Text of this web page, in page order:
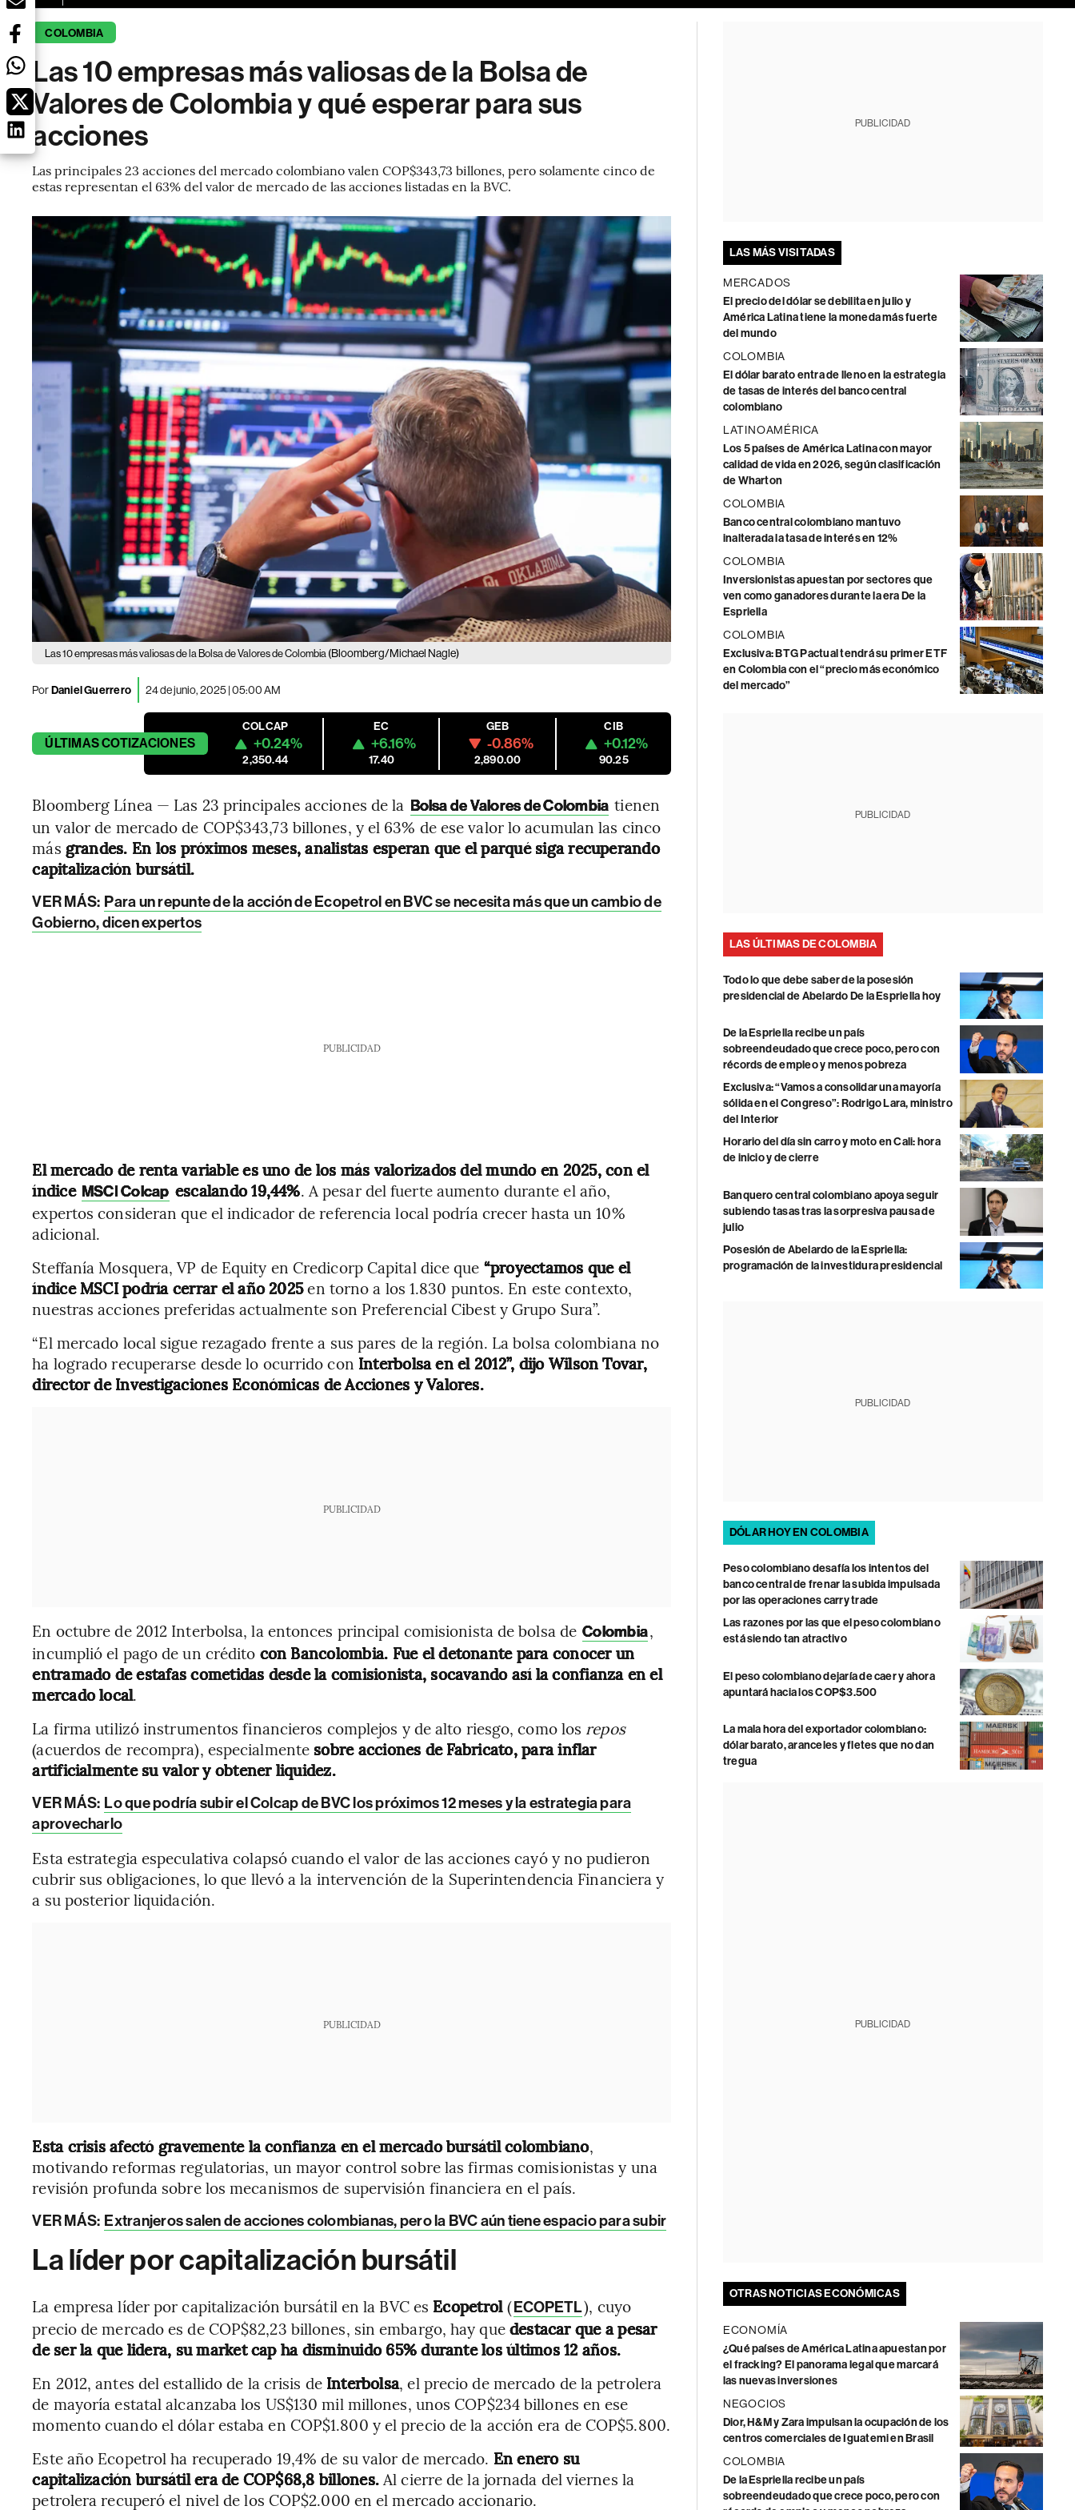
COLOMBIA
Las 10 empresas más valiosas de la Bolsa de
Valores de Colombia y qué esperar para sus
acciones
Las principales 23 acciones del mercado colombiano valen COP$343,73 billones, pero solamente cinco de
estas representan el 63% del valor de mercado de las acciones listadas en la BVC.
Las 10 empresas más valiosas de la Bolsa de Valores de Colombia (Bloomberg/Michael Nagle)
PorDaniel Guerrero 24 de junio, 2025 | 05:00 AM
ÚLTIMASCOTIZACIONES
COLCAP
+0.24%
2,350.44
EC
+6.16%
17.40
GEB
-0.86%
2,890.00
CIB
+0.12%
90.25
Bloomberg Línea — Las 23 principales acciones de la Bolsa de Valores de Colombia tienen
un valor de mercado de COP$343,73 billones, y el 63% de ese valor lo acumulan las cinco
más grandes. En los próximos meses, analistas esperan que el parqué siga recuperando
capitalización bursátil.
VER MÁS: Para un repunte de la acción de Ecopetrol en BVC se necesita más que un cambio de
Gobierno, dicen expertos
PUBLICIDAD
El mercado de renta variable es uno de los más valorizados del mundo en 2025, con el
índice MSCI Colcap escalando 19,44%. A pesar del fuerte aumento durante el año,
expertos consideran que el indicador de referencia local podría crecer hasta un 10%
adicional.
Steffanía Mosquera, VP de Equity en Credicorp Capital dice que “proyectamos que el
índice MSCI podría cerrar el año 2025en torno a los 1.830 puntos. En este contexto,
nuestras acciones preferidas actualmente son Preferencial Cibest y Grupo Sura”.
“El mercado local sigue rezagado frente a sus pares de la región. La bolsa colombiana no
ha logrado recuperarse desde lo ocurrido con Interbolsa en el 2012”, dijo Wilson Tovar,
director de Investigaciones Económicas de Acciones y Valores.
PUBLICIDAD
En octubre de 2012 Interbolsa, la entonces principal comisionista de bolsa de Colombia,
incumplió el pago de un crédito con Bancolombia. Fue el detonante para conocer un
entramado de estafas cometidas desde la comisionista, socavando así la confianza en el
mercado local.
La firma utilizó instrumentos financieros complejos y de alto riesgo, como los repos
(acuerdos de recompra), especialmente sobre acciones de Fabricato, para inflar
artificialmente su valor y obtener liquidez.
VER MÁS: Lo que podría subir el Colcap de BVC los próximos 12 meses y la estrategia para
aprovecharlo
Esta estrategia especulativa colapsó cuando el valor de las acciones cayó y no pudieron
cubrir sus obligaciones, lo que llevó a la intervención de la Superintendencia Financiera y
a su posterior liquidación.
PUBLICIDAD
Esta crisis afectó gravemente la confianza en el mercado bursátil colombiano,
motivando reformas regulatorias, un mayor control sobre las firmas comisionistas y una
revisión profunda sobre los mecanismos de supervisión financiera en el país.
VER MÁS: Extranjeros salen de acciones colombianas, pero la BVC aún tiene espacio para subir
La líder por capitalización bursátil
La empresa líder por capitalización bursátil en la BVC es Ecopetrol(ECOPETL), cuyo
precio de mercado es de COP$82,23 billones, sin embargo, hay quedestacar que a pesar
de ser la que lidera, su market cap ha disminuido 65% durante los últimos 12 años.
En 2012, antes del estallido de la crisis de Interbolsa, el precio de mercado de la petrolera
de mayoría estatal alcanzaba los US$130 mil millones, unos COP$234 billones en ese
momento cuando el dólar estaba en COP$1.800 y el precio de la acción era de COP$5.800.
Este año Ecopetrol ha recuperado 19,4% de su valor de mercado. En enero su
capitalización bursátil era de COP$68,8 billones. Al cierre de la jornada del viernes la
petrolera recuperó el nivel de los COP$2.000 en el mercado accionario.
PUBLICIDAD
LAS MÁS VISITADAS
MERCADOS
El precio del dólar se debilita en julio y
América Latina tiene la moneda más fuerte
del mundo
COLOMBIA
El dólar barato entra de lleno en la estrategia
de tasas de interés del banco central
colombiano
LATINOAMÉRICA
Los 5 países de América Latina con mayor
calidad de vida en 2026, según clasificación
de Wharton
COLOMBIA
Banco central colombiano mantuvo
inalterada la tasa de interés en 12%
COLOMBIA
Inversionistas apuestan por sectores que
ven como ganadores durante la era De la
Espriella
COLOMBIA
Exclusiva: BTG Pactual tendrá su primer ETF
en Colombia con el “precio más económico
del mercado”
PUBLICIDAD
LAS ÚLTIMAS DE COLOMBIA
Todo lo que debe saber de la posesión
presidencial de Abelardo De la Espriella hoy
De la Espriella recibe un país
sobreendeudado que crece poco, pero con
récords de empleo y menos pobreza
Exclusiva: “Vamos a consolidar una mayoría
sólida en el Congreso”: Rodrigo Lara, ministro
del Interior
Horario del día sin carro y moto en Cali: hora
de inicio y de cierre
Banquero central colombiano apoya seguir
subiendo tasas tras la sorpresiva pausa de
julio
Posesión de Abelardo de la Espriella:
programación de la investidura presidencial
PUBLICIDAD
DÓLAR HOY EN COLOMBIA
Peso colombiano desafía los intentos del
banco central de frenar la subida impulsada
por las operaciones carry trade
Las razones por las que el peso colombiano
está siendo tan atractivo
El peso colombiano dejaría de caer y ahora
apuntará hacia los COP$3.500
La mala hora del exportador colombiano:
dólar barato, aranceles y fletes que no dan
tregua
PUBLICIDAD
OTRAS NOTICIAS ECONÓMICAS
ECONOMÍA
¿Qué países de América Latina apuestan por
el fracking? El panorama legal que marcará
las nuevas inversiones
NEGOCIOS
Dior, H&M y Zara impulsan la ocupación de los
centros comerciales de Iguatemi en Brasil
COLOMBIA
De la Espriella recibe un país
sobreendeudado que crece poco, pero con